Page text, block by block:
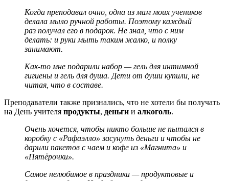
Когда преподавал очно, одна из мам моих учеников
делала мыло ручной работы. Поэтому каждый
раз получал его в подарок. Не знал, что с ним
делать: и руки мыть таким жалко, и полку
занимают.
Как-то мне подарили набор — гель для интимной
гигиены и гель для душа. Дети от души купили, не
читая, что в составе.
Преподаватели также признались, что не хотели бы получать
на День учителя продукты, деньги и алкоголь.
Очень хочется, чтобы никто больше не пытался в
коробку с «Рафаэлло» засунуть деньги и чтобы не
дарили пакетов с чаем и кофе из «Магнита» и
«Пятёрочки».
Самое нелюбимое в праздники — продуктовые и